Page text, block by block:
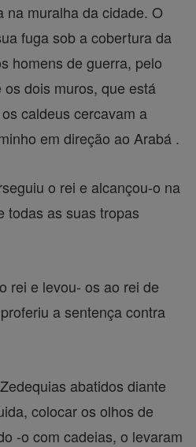
na muralha da cidade. O
fuga sob a cobertura da
homens de guerra, pelo
dois muros, que está
caldeus cercavam a
em direção ao Arabá .
o rei e alcançou-o na
todas as suas tropas
rei e levou- os ao rei de
a sentença contra
abatidos diante
colocar os olhos de
-o com cadeias, o levaram